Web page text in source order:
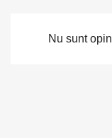
Nu sunt